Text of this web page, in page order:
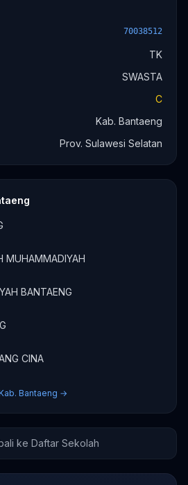
70038512
TK
SWASTA
C
Kab. Bantaeng
Prov. Sulawesi Selatan
MUHAMMADIYAH
BANTAENG
CINA
Bantaeng →
ke Daftar Sekolah